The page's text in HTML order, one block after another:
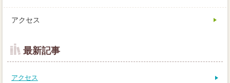
アクセス
最新記事
アクセス